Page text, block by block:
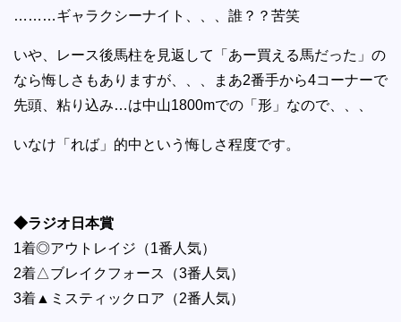
………ギャラクシーナイト、、、誰？？苦笑
いや、レース後馬柱を見返して「あー買える馬だった」の
なら悔しさもありますが、、、まあ2番手から4コーナーで
先頭、粘り込み…は中山1800mでの「形」なので、、、
いなけ「れば」的中という悔しさ程度です。
◆ラジオ日本賞
1着◎アウトレイジ（1番人気）
2着△ブレイクフォース（3番人気）
3着▲ミスティックロア（2番人気）